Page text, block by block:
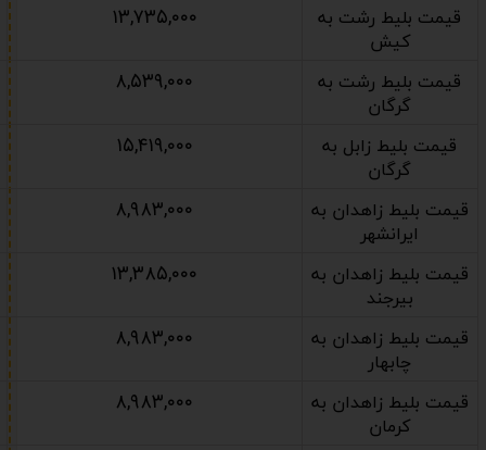
قیمت بلیط رشت به
کیش
۱۳,۷۳۵,۰۰۰
قیمت بلیط رشت به
گرگان
۸,۵۳۹,۰۰۰
قیمت بلیط زابل به
گرگان
۱۵,۴۱۹,۰۰۰
قیمت بلیط زاهدان به
ایرانشهر
۸,۹۸۳,۰۰۰
قیمت بلیط زاهدان به
بیرجند
۱۳,۳۸۵,۰۰۰
قیمت بلیط زاهدان به
چابهار
۸,۹۸۳,۰۰۰
قیمت بلیط زاهدان به
کرمان
۸,۹۸۳,۰۰۰